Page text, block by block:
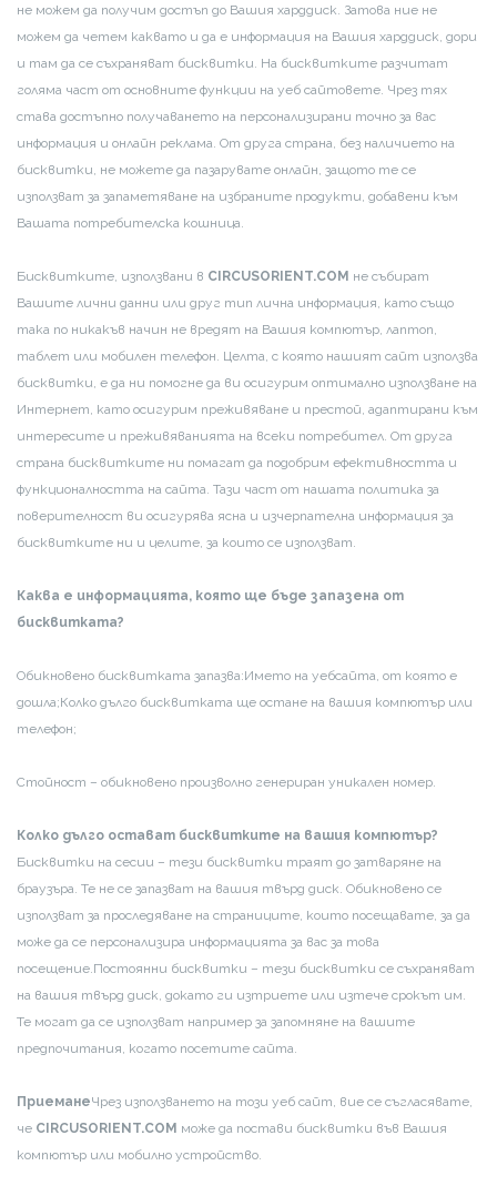
не можем да получим достъп до Вашия харддиск. Затова ние не
можем да четем каквато и да е информация на Вашия харддиск, дори
и там да се съхраняват бисквитки. На бисквитките разчитат
голяма част от основните функции на уеб сайтовете. Чрез тях
става достъпно получаването на персонализирани точно за вас
информация и онлайн реклама. От друга страна, без наличието на
бисквитки, не можете да пазарувате онлайн, защото те се
използват за запаметяване на избраните продукти, добавени към
Вашата потребителска кошница.
Бисквитките, използвани в CIRCUSORIENT.COM не събират
Вашите лични данни или друг тип лична информация, като също
така по никакъв начин не вредят на Вашия компютър, лаптоп,
таблет или мобилен телефон. Целта, с която нашият сайт използва
бисквитки, е да ни помогне да ви осигурим оптимално използване на
Интернет, като осигурим преживяване и престой, адаптирани към
интересите и преживяванията на всеки потребител. От друга
страна бисквитките ни помагат да подобрим ефективността и
функционалността на сайта. Тази част от нашата политика за
поверителност ви осигурява ясна и изчерпателна информация за
бисквитките ни и целите, за които се използват.
Каква е информацията, която ще бъде запазена от
бисквитката?
Обикновено бисквитката запазва:Името на уебсайта, от която е
дошла;Колко дълго бисквитката ще остане на вашия компютър или
телефон;
Стойност – обикновено произволно генериран уникален номер.
Колко дълго остават бисквитките на вашия компютър?
Бисквитки на сесии – тези бисквитки траят до затваряне на
браузъра. Те не се запазват на вашия твърд диск. Обикновено се
използват за проследяване на страниците, които посещавате, за да
може да се персонализира информацията за вас за това
посещение.Постоянни бисквитки – тези бисквитки се съхраняват
на вашия твърд диск, докато ги изтриете или изтече срокът им.
Те могат да се използват например за запомняне на вашите
предпочитания, когато посетите сайта.
ПриеманеЧрез използването на този уеб сайт, вие се съгласявате,
че CIRCUSORIENT.COM може да постави бисквитки във Вашия
компютър или мобилно устройство.